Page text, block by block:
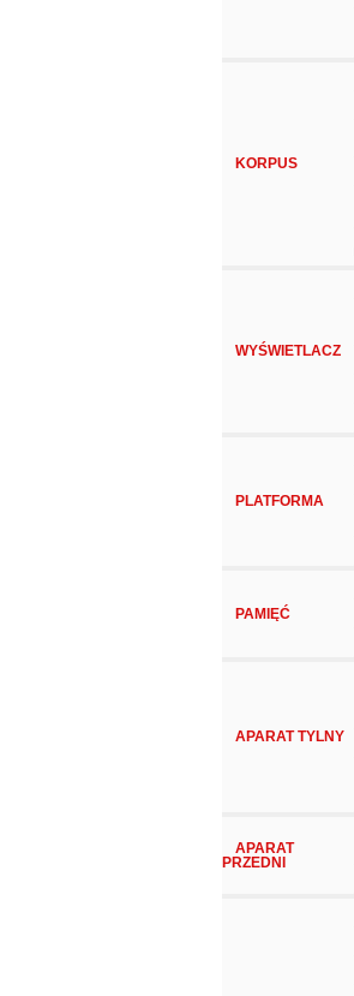
KORPUS
WYŚWIETLACZ
PLATFORMA
PAMIĘĆ
APARAT TYLNY
APARAT
PRZEDNI